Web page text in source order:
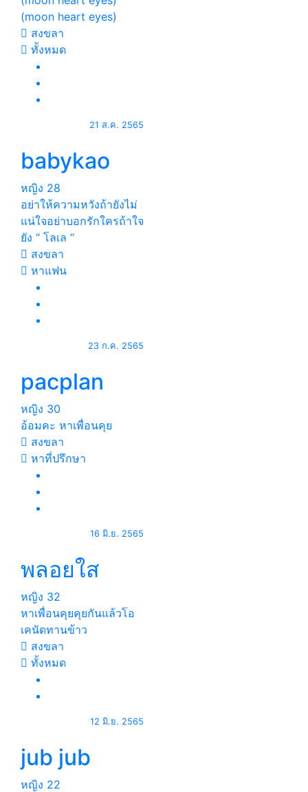
(moon heart eyes)
สงขลา
ทั้งหมด
21 ส.ค. 2565
babykao
หญิง 28
อย่าให้ความหวังถ้ายังไม่
แน่ใจอย่าบอกรักใครถ้าใจ
ยัง “ โลเล “
สงขลา
หาแฟน
23 ก.ค. 2565
pacplan
หญิง 30
อ้อมคะ หาเพื่อนคุย
สงขลา
หาที่ปรึกษา
16 มิ.ย. 2565
พลอยใส
หญิง 32
หาเพื่อนคุยคุยกันแล้วโอ
เคนัดทานข้าว
สงขลา
ทั้งหมด
12 มิ.ย. 2565
jub jub
หญิง 22